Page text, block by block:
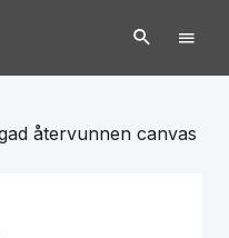
återvunnen canvas